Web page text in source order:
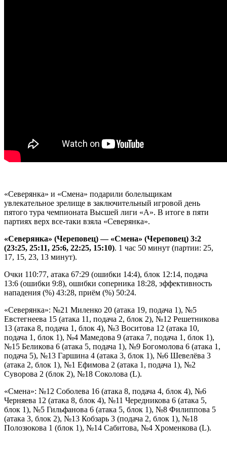
«Северянка» и «Смена» подарили болельщикам
увлекательное зрелище в заключительный игровой день
пятого тура чемпионата Высшей лиги «А». В итоге в пяти
партиях верх все-таки взяла «Северянка».
«Северянка» (Череповец) — «Смена» (Череповец) 3:2
(23:25, 25:11, 25:6, 22:25, 15:10). 1 час 50 минут (партии: 25,
17, 15, 23, 13 минут).
Очки 110:77, атака 67:29 (ошибки 14:4), блок 12:14, подача
13:6 (ошибки 9:8), ошибки соперника 18:28, эффективность
нападения (%) 43:28, приём (%) 50:24.
«Северянка»: №21 Миленко 20 (атака 19, подача 1), №5
Евстегнеева 15 (атака 11, подача 2, блок 2), №12 Решетникова
13 (атака 8, подача 1, блок 4), №3 Воситова 12 (атака 10,
подача 1, блок 1), №4 Мамедова 9 (атака 7, подача 1, блок 1),
№15 Беликова 6 (атака 5, подача 1), №9 Богомолова 6 (атака 1,
подача 5), №13 Гаршина 4 (атака 3, блок 1), №6 Шевелёва 3
(атака 2, блок 1), №1 Ефимова 2 (атака 1, подача 1), №2
Суворова 2 (блок 2), №18 Соколова (L).
«Смена»: №12 Соболева 16 (атака 8, подача 4, блок 4), №6
Черняева 12 (атака 8, блок 4), №11 Чередникова 6 (атака 5,
блок 1), №5 Гильфанова 6 (атака 5, блок 1), №8 Филиппова 5
(атака 3, блок 2), №13 Кобзарь 3 (подача 2, блок 1), №18
Полозюкова 1 (блок 1), №14 Сабитова, №4 Хроменкова (L).